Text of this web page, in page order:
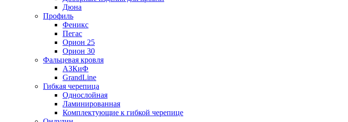
Дюна
Профиль
Феникс
Пегас
Орион 25
Орион 30
Фальцевая кровля
АЗКиФ
GrandLine
Гибкая черепица
Однослойная
Ламинированная
Комплектующие к гибкой черепице